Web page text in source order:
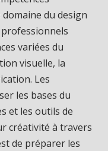
du design
variées du
visuelle, la
Les
les bases du
et les outils de
créativité à travers
de préparer les